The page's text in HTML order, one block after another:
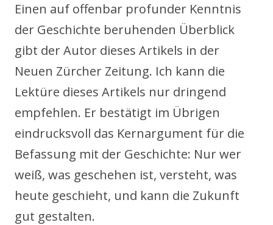
Einen auf offenbar profunder Kenntnis
der Geschichte beruhenden Überblick
gibt der Autor dieses Artikels in der
Neuen Zürcher Zeitung. Ich kann die
Lektüre dieses Artikels nur dringend
empfehlen. Er bestätigt im Übrigen
eindrucksvoll das Kernargument für die
Befassung mit der Geschichte: Nur wer
weiß, was geschehen ist, versteht, was
heute geschieht, und kann die Zukunft
gut gestalten.